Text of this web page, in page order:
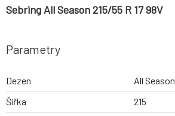
Sebring All Season 215/55 R 17 98V
Parametry
Dezen
All Season
Šířka
215